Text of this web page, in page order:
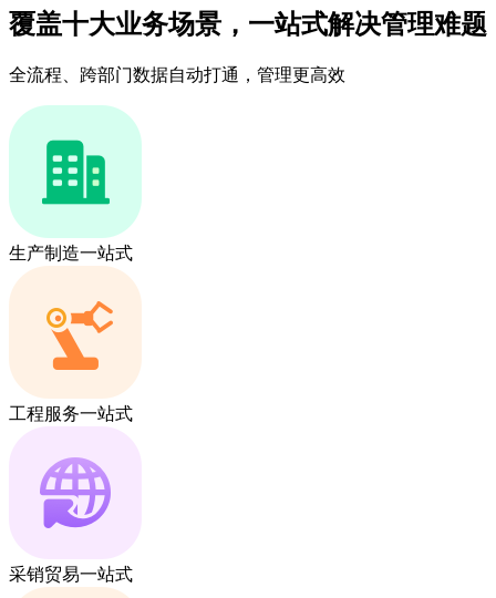
覆盖十大业务场景，一站式解决管理难题
全流程、跨部门数据自动打通，管理更高效
生产制造一站式
工程服务一站式
采销贸易一站式